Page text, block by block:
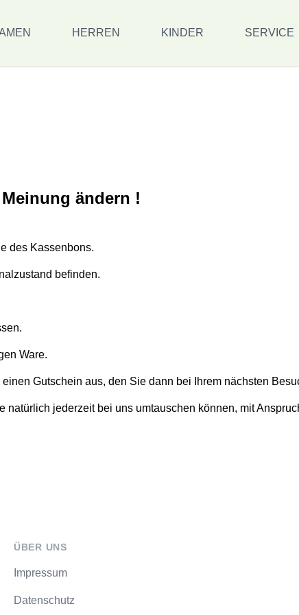
HERREN KINDER SERVICE
ändern !
des Kassenbons.
befinden.
Ware.
Gutschein aus, den Sie dann bei Ihrem nächsten
jederzeit bei uns umtauschen können, mit
ÜBER UNS
Impressum
Datenschutz